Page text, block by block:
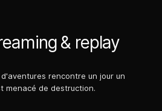
& replay
rencontre un jour un
menacé de destruction.